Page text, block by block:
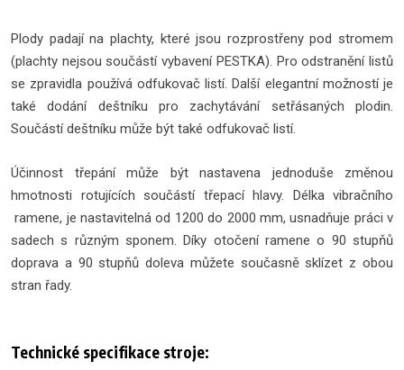
Plody padají na plachty, které jsou rozprostřeny pod stromem
(plachty nejsou součástí vybavení PESTKA). Pro odstranění listů
se zpravidla používá odfukovač listí. Další elegantní možností je
také dodání deštníku pro zachytávání setřásaných plodin.
Součástí deštníku může být také odfukovač listí.
Účinnost třepání může být nastavena jednoduše změnou
hmotnosti rotujících součástí třepací hlavy. Délka vibračního
ramene, je nastavitelná od 1200 do 2000 mm, usnadňuje práci v
sadech s různým sponem. Díky otočení ramene o 90 stupňů
doprava a 90 stupňů doleva můžete současně sklízet z obou
stran řady.
Technické specifikace stroje: